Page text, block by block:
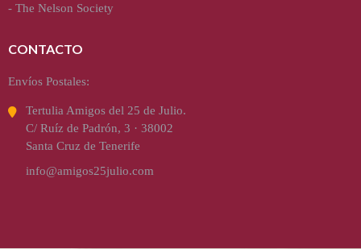
- The Nelson Society
CONTACTO
Envíos Postales:
Tertulia Amigos del 25 de Julio.
C/ Ruíz de Padrón, 3 · 38002
Santa Cruz de Tenerife
info@amigos25julio.com